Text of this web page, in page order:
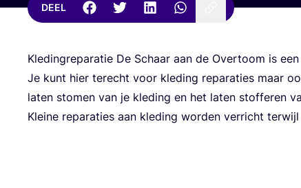
DEEL
Kle­dingre­pa­ra­tie De Schaar aan de Over­toom is
Je kunt hier terecht voor kle­ding repa­ra­ties maar
laten sto­men van je kle­ding en het laten stof­fe­ren
Klei­ne repa­ra­ties aan kle­ding wor­den ver­richt